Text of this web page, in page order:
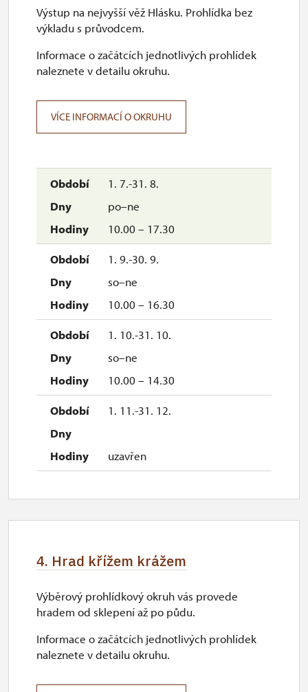
1. 7.-31. 8.
po–ne
10.00 – 17.30
1. 9.-30. 9.
so–ne
10.00 – 16.30
1. 10.-31. 10.
so–ne
10.00 – 14.30
1. 11.-31. 12.
uzavřen
Výstup na nejvyšší věž Hlásku. Prohlídka bez
výkladu s průvodcem.
Informace o začátcích jednotlivých prohlídek
naleznete v detailu okruhu.
VÍCE INFORMACÍ O OKRUHU
4. Hrad křížem krážem
Výběrový prohlídkový okruh vás provede
hradem od sklepení až po půdu.
Informace o začátcích jednotlivých prohlídek
naleznete v detailu okruhu.